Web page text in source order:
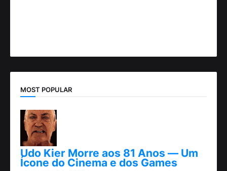
MOST POPULAR
Udo Kier Morre aos 81 Anos — Um
Ícone do Cinema e dos Games